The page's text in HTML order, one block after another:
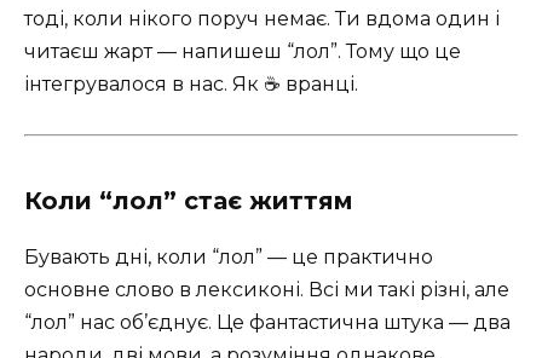
тоді, коли нікого поруч немає. Ти вдома один і
читаєш жарт — напишеш “лол”. Тому що це
інтегрувалося в нас. Як ☕ вранці.
Коли “лол” стає життям
Бувають дні, коли “лол” — це практично
основне слово в лексиконі. Всі ми такі різні, але
“лол” нас об’єднує. Це фантастична штука — два